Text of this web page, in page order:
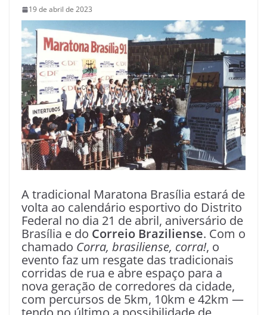
19 de abril de 2023
A tradicional Maratona Brasília estará de
volta ao calendário esportivo do Distrito
Federal no dia 21 de abril, aniversário de
Brasília e do Correio Braziliense. Com o
chamado Corra, brasiliense, corra!, o
evento faz um resgate das tradicionais
corridas de rua e abre espaço para a
nova geração de corredores da cidade,
com percursos de 5km, 10km e 42km —